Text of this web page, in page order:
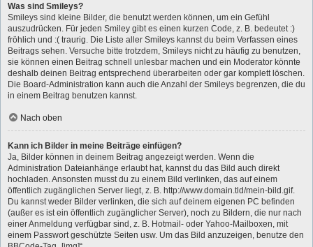
Was sind Smileys?
Smileys sind kleine Bilder, die benutzt werden können, um ein Gefühl
auszudrücken. Für jeden Smiley gibt es einen kurzen Code, z. B. bedeutet :)
fröhlich und :( traurig. Die Liste aller Smileys kannst du beim Verfassen eines
Beitrags sehen. Versuche bitte trotzdem, Smileys nicht zu häufig zu benutzen,
sie können einen Beitrag schnell unlesbar machen und ein Moderator könnte
deshalb deinen Beitrag entsprechend überarbeiten oder gar komplett löschen.
Die Board-Administration kann auch die Anzahl der Smileys begrenzen, die du
in einem Beitrag benutzen kannst.
Nach oben
Kann ich Bilder in meine Beiträge einfügen?
Ja, Bilder können in deinem Beitrag angezeigt werden. Wenn die
Administration Dateianhänge erlaubt hat, kannst du das Bild auch direkt
hochladen. Ansonsten musst du zu einem Bild verlinken, das auf einem
öffentlich zugänglichen Server liegt, z. B. http://www.domain.tld/mein-bild.gif.
Du kannst weder Bilder verlinken, die sich auf deinem eigenen PC befinden
(außer es ist ein öffentlich zugänglicher Server), noch zu Bildern, die nur nach
einer Anmeldung verfügbar sind, z. B. Hotmail- oder Yahoo-Mailboxen, mit
einem Passwort geschützte Seiten usw. Um das Bild anzuzeigen, benutze den